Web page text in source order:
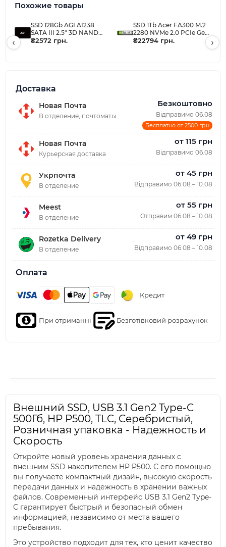
Похожие товары
SSD 128Gb AGI AI238
SATA III 2.5" 3D NAND
QLC, Retail
₴2572 грн.
SSD 1Tb Acer FA300 M.2
2280 NVMe 2.0 PCIe Gen
5x4 3D NAND, Retail
₴22794 грн.
‹ ›
Доставка
Новая Почта
В отделение, почтоматы
Безкоштовно
Відправимо 06.08
Бесплатно от 2500 грн
Новая Почта
Курьерская доставка
от 115 грн
Відправимо 06.08
Укрпочта
В отделение
от 45 грн
Відправимо 06.08 – 10.08
Meest
В отделение
от 55 грн
Отправим 06.08 – 10.08
Rozetka Delivery
В отделение
от 49 грн
Відправимо 06.08 – 10.08
Оплата
Кредит
При отриманні Безготівковий розрахунок
Внешний SSD, USB 3.1 Gen2 Type-C
500Гб, HP P500, TLC, Серебристый,
Розничная упаковка - Надежность и
Скорость
Откройте новый уровень хранения данных с
внешним SSD накопителем HP P500. С его помощью
вы получаете компактный дизайн, высокую скорость
передачи данных и надежность в хранении важных
файлов. Современный интерфейс USB 3.1 Gen2 Type-
C гарантирует быстрый и безопасный обмен
информацией, независимо от места вашего
пребывания.
Это устройство подходит для тех, кто ценит качество